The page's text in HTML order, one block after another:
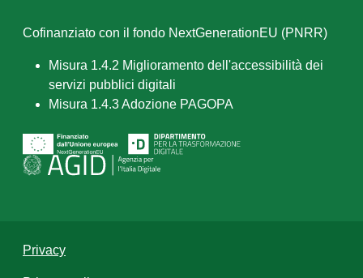
Cofinanziato con il fondo NextGenerationEU (PNRR)
Misura 1.4.2 Miglioramento dell'accessibilità dei
servizi pubblici digitali
Misura 1.4.3 Adozione PAGOPA
Privacy